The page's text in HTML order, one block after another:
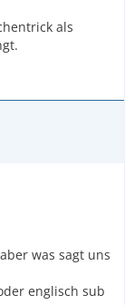
als
was sagt uns
englisch sub